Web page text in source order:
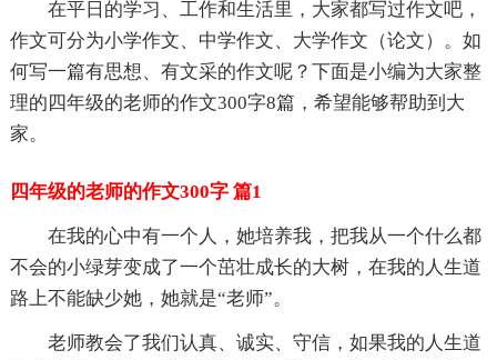
在平日的学习、工作和生活里，大家都写过作文吧，
作文可分为小学作文、中学作文、大学作文（论文）。如
何写一篇有思想、有文采的作文呢？下面是小编为大家整
理的四年级的老师的作文300字8篇，希望能够帮助到大
家。
四年级的老师的作文300字 篇1
在我的心中有一个人，她培养我，把我从一个什么都
不会的小绿芽变成了一个茁壮成长的大树，在我的人生道
路上不能缺少她，她就是“老师”。
老师教会了我们认真、诚实、守信，如果我的人生道